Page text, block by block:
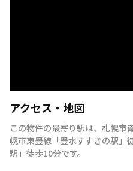
アクセス・地図
この物件の最寄り駅は、 札幌市
幌市東豊線 「豊水すすきの駅 」
駅 」 徒歩10分です。